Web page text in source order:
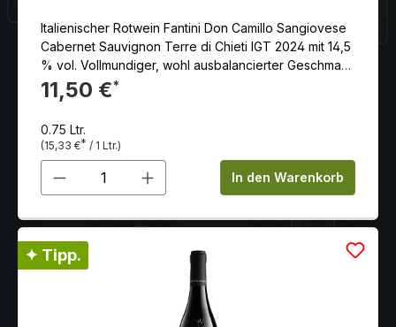
Noten von Lakritz, Zimt und Gewürznelken. Am
Gaumen spiegeln sich die Aromen wider. Der Wein
hat einen vollen Körper, eine gute Balance zwischen
Fruchtsüße und Säure und einen weichen,
mittellangen Abgang.
Italienischer Rotwein Fantini Don Camillo Sangiovese
Cabernet Sauvignon Terre di Chieti IGT 2024 mit 14,5
% vol. Vollmundiger, wohl ausbalancierter Geschmack
mit einem deliziösen Nachhall.
11,50 €*
0.75 Ltr.
(15,33 €* / 1 Ltr.)
Produkt Anzahl: Gib denIn den Warenkorb
✦ Tipp.